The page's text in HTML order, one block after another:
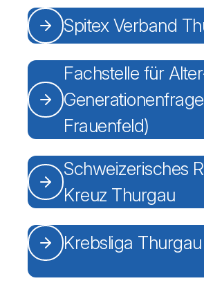
Spitex Verband
Fachstelle für
Frauenfeld)
Schweizerisches
Kreuz Thurgau
Krebsliga Thurgau